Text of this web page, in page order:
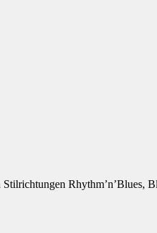
Rhythm’n’Blues,